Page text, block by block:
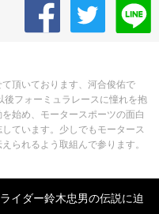
頂いております、河合俊佑で
フォーミュラレースに憧れを抱
始め、モータースポーツの面白
ています。少しでもモータース
られるよう取組んで参ります。
イダー鈴木忠男の伝説に迫